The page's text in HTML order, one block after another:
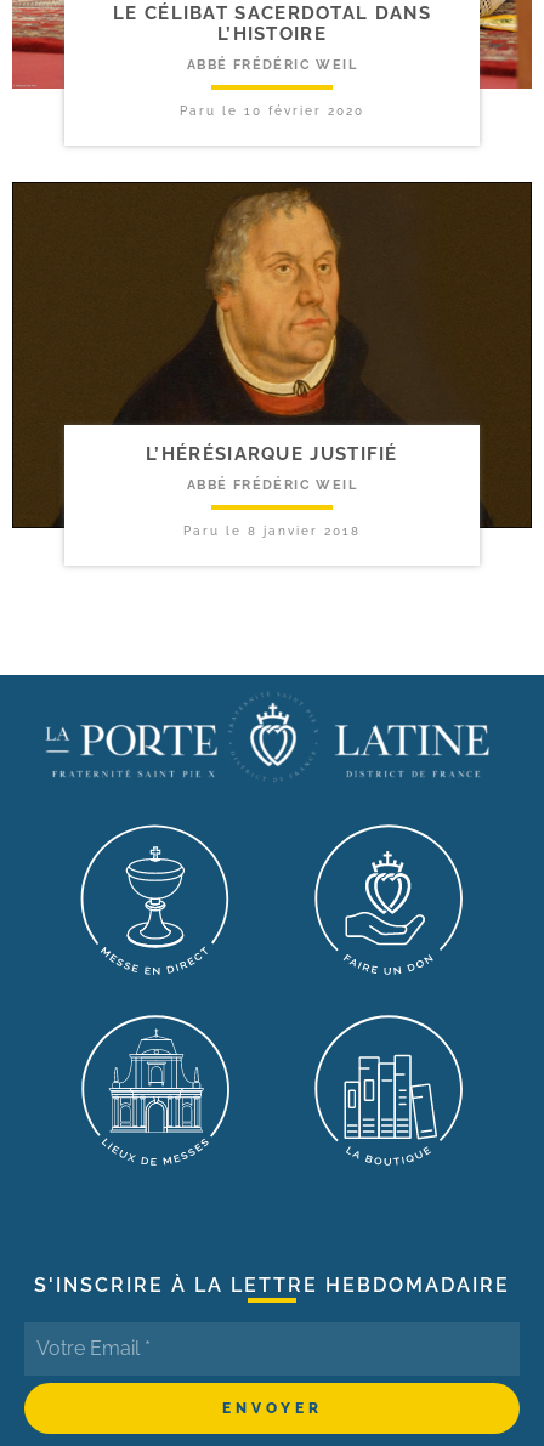
LE CÉLIBAT SACERDOTAL DANS
L’HISTOIRE
ABBÉ FRÉDÉRIC WEIL
Paru le 10 février 2020
L’HÉRÉSIARQUE JUSTIFIÉ
ABBÉ FRÉDÉRIC WEIL
Paru le 8 janvier 2018
S'INSCRIRE À LA LETTRE HEBDOMADAIRE